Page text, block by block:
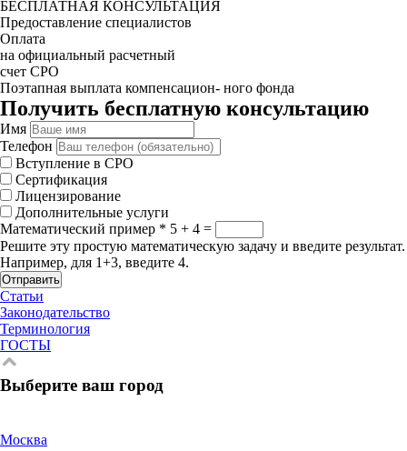
БЕСПЛАТНАЯ КОНСУЛЬТАЦИЯ
Предоставление специалистов
Оплата
на официальный расчетный
счет СРО
Поэтапная выплата компенсацион- ного фонда
Получить бесплатную консультацию
Имя
Телефон
Вступление в СРО
Сертификация
Лицензирование
Дополнительные услуги
Математический пример * 5 + 4 =
Решите эту простую математическую задачу и введите результат.
Например, для 1+3, введите 4.
Отправить
Статьи
Законодательство
Терминология
ГОСТЫ
Выберите ваш город
Москва